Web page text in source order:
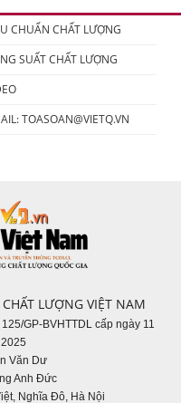
CHUẨN CHẤT LƯỢNG
SUẤT CHẤT LƯỢNG
TOASOAN@VIETQ.VN
LƯỢNG VIỆT NAM
GP-BVHTTDL cấp ngày 11
Văn Dư
Anh Đức
Nghĩa Đô, Hà Nội